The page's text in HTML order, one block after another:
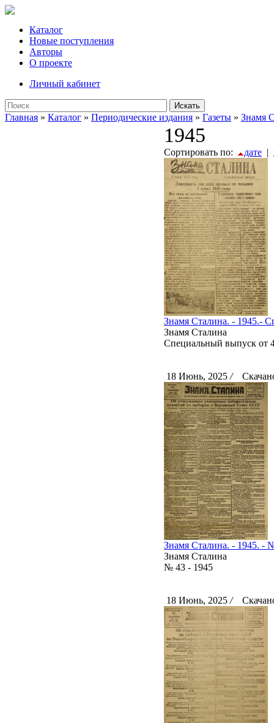
Каталог
Новые поступления
Авторы
О проекте
Личный кабинет
Искать
Главная » Каталог » Периодические издания » Газеты » Знамя
1945
Сортировать по: дате |
Знамя Сталина. - 1945.-
Знамя Сталина
Специальный выпуск от
18 Июнь, 2025 /
Знамя Сталина. - 1945. -
Знамя Сталина
№ 43 - 1945
18 Июнь, 2025 /